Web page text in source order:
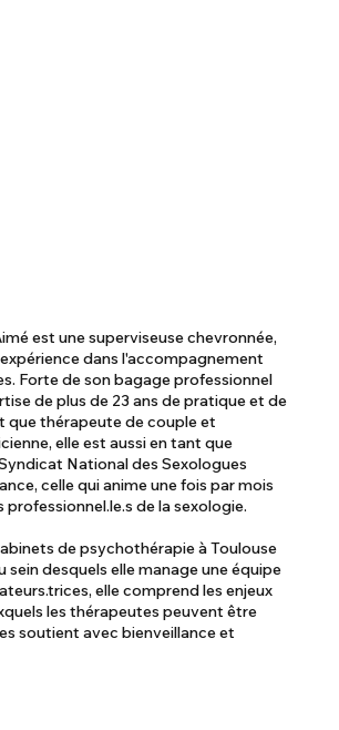
est une superviseuse chevronnée,
dans l'accompagnement
Forte de son bagage professionnel
de plus de 23 ans de pratique et de
que thérapeute de couple et
elle est aussi en tant que
National des Sexologues
celle qui anime une fois par mois
professionnel.le.s de la sexologie.
de psychothérapie à Toulouse
sein desquels elle manage une équipe
elle comprend les enjeux
les thérapeutes peuvent être
soutient avec bienveillance et